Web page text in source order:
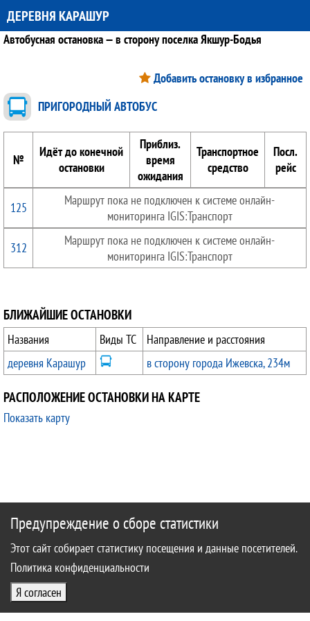
ДЕРЕВНЯ КАРАШУР
Автобусная остановка — в сторону поселка Якшур-Бодья
Добавить остановку в избранное
ПРИГОРОДНЫЙ АВТОБУС
№
Идёт до конечной
остановки
Приблиз.
время
ожидания
Транспортное
средство
Посл.
рейс
125
Маршрут пока не подключен к системе онлайн-
мониторинга IGIS:Транспорт
312
Маршрут пока не подключен к системе онлайн-
мониторинга IGIS:Транспорт
БЛИЖАЙШИЕ ОСТАНОВКИ
Названия Виды ТС
Направление и расстояния
деревня Карашур
в сторону города Ижевска, 234м
РАСПОЛОЖЕНИЕ ОСТАНОВКИ НА КАРТЕ
Показать карту
Предупреждение о сборе статистики
Этот сайт собирает статистику посещения и данные посетителей.
Политика конфиденциальности
Я согласен